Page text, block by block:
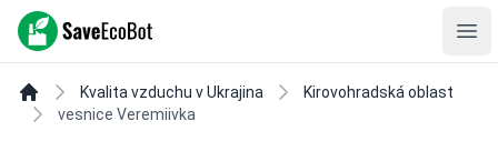
SaveEcoBot
Kvalita vzduchu v Ukrajina
Kirovohradská oblast
vesnice Veremiivka